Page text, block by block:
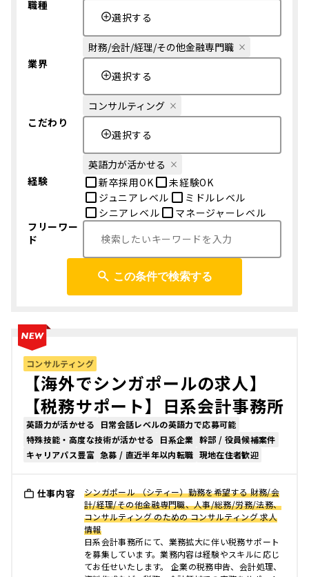
職種
選択する
財務/会計/経理/その他金融専門職
業界
選択する
コンサルティング
こだわり
選択する
英語力が活かせる
経験
新卒採用OK
未経験OK
ジュニアレベル
ミドルレベル
シニアレベル
マネージャーレベル
フリーワー
ド
この条件で検索する
コンサルティング
【海外でシンガポールの求人】
【税務サポート】日系会計事務所
英語力が活かせる
日常会話レベルの英語力で応募可能
特殊技能・高度な技術が活かせる
日系企業 幹部 / 役員候補案件
キャリアパス豊富 急募 / 直近半年以内転職 現地在住者歓迎
仕事内容
シンガポール （シティー）勤務を希望する 財務/会
計/経理/その他金融専門職、人事/総務/労務/法務、
コンサルティング のための コンサルティング 求人
情報
日系会計事務所にて、業務拡大に伴い税務サポート
を募集しています。業務内容は経験やスキルに応じ
てお任せいたします。 企業の税務申告、会計処理、